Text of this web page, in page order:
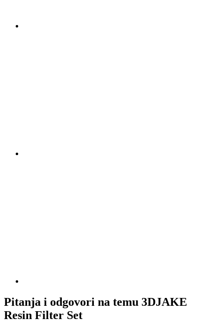
Pitanja i odgovori na temu 3DJAKE
Resin Filter Set